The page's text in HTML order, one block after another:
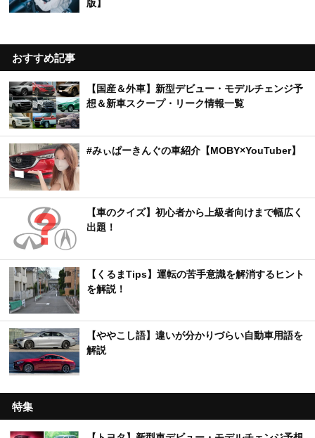
版】
おすすめ記事
【国産＆外車】新型デビュー・モデルチェンジ予
想＆新車スクープ・リーク情報一覧
#みぃぱーきんぐの車紹介【MOBY×YouTuber】
【車のクイズ】初心者から上級者向けまで幅広く
出題！
【くるまTips】運転の苦手意識を解消するヒント
を解説！
【ややこし語】違いが分かりづらい自動車用語を
解説
特集